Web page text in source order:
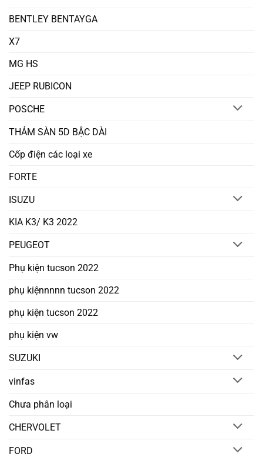
BENTLEY BENTAYGA
X7
MG HS
JEEP RUBICON
POSCHE
THẢM SÀN 5D BẬC DÀI
Cốp điện các loại xe
FORTE
ISUZU
KIA K3/ K3 2022
PEUGEOT
Phụ kiện tucson 2022
phụ kiệnnnnn tucson 2022
phụ kiện tucson 2022
phụ kiện vw
SUZUKI
vinfas
Chưa phân loại
CHERVOLET
FORD